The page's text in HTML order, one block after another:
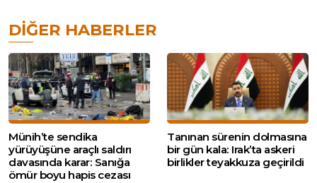
DIĞER HABERLER
Münih’te sendika
yürüyüşüne araçlı saldırı
davasında karar: Sanığa
ömür boyu hapis cezası
Tanınan sürenin dolmasına
bir gün kala: Irak’ta askeri
birlikler teyakkuza geçirildi